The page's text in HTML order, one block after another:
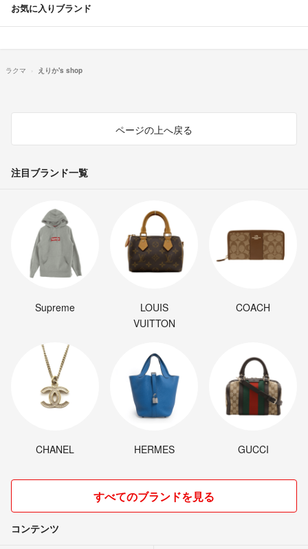
お気に入りブランド
ラクマ えりか's shop
ページの上へ戻る
注目ブランド一覧
Supreme
LOUIS
VUITTON
COACH
CHANEL HERMES GUCCI
すべてのブランドを見る
コンテンツ